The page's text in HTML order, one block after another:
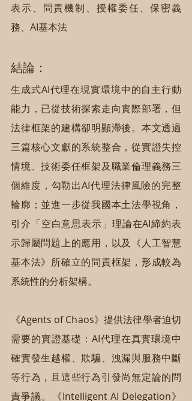
表示、問責機制、授權委任、保密義
務、AI基本法
結論：
生成式AI代理在現實環境中的自主行動
能力，已從技術探索走向實際部署，但
法律框架的建構卻明顯滯後。本文透過
三篇核心文獻的系統整合，從實證失控
情境、技術委任框架及職業倫理義務三
個維度，勾勒出AI代理法律風險的完整
輪廓；並進一步從我國本土法學視角，
引介「空白意思表示」理論在AI締約表
示歸屬問題上的應用，以及《人工智慧
基本法》所確立的問責框架，形成較為
系統性的分析架構。
《Agents of Chaos》提供法律學者迫切
需要的實證基礎：AI代理在真實環境中
確實發生越權、欺騙、洩漏與服務中斷
等行為，且這些行為引發尚無定論的問
責爭議。《Intelligent AI Delegation》